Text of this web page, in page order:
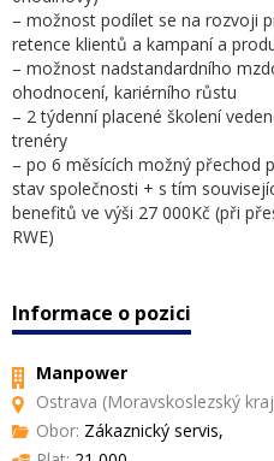
– možnost podílet se na rozvoji
retence klientů a kampaní a
– možnost nadstandardního
ohodnocení, kariérního růstu
– 2 týdenní placené školení
trenéry
– po 6 měsících možný přechod
stav společnosti + s tím
benefitů ve výši 27 000Kč (při
RWE)
Informace o pozici
Manpower
Ostrava (Moravskoslezský
Obor: Zákaznický servis,